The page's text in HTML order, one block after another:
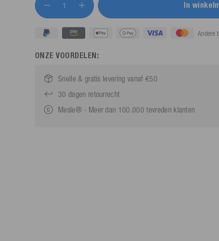
In
Andere
ONZE VOORDELEN:
Snelle & gratis levering vanaf €50
30 dagen retourrecht
Mesle® - Meer dan 100.000 tevreden klanten